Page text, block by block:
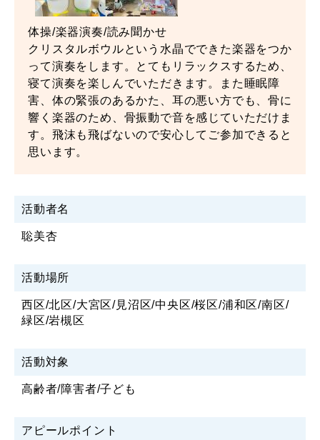
体操/楽器演奏/読み聞かせ
クリスタルボウルという水晶でできた楽器をつか
って演奏をします。とてもリラックスするため、
寝て演奏を楽しんでいただきます。また睡眠障
害、体の緊張のあるかた、耳の悪い方でも、骨に
響く楽器のため、骨振動で音を感じていただけま
す。飛沫も飛ばないので安心してご参加できると
思います。
活動者名
聡美杏
活動場所
西区/北区/大宮区/見沼区/中央区/桜区/浦和区/南区/
緑区/岩槻区
活動対象
高齢者/障害者/子ども
アピールポイント